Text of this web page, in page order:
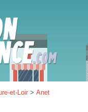
et-Loir > Anet
Gazole :
SP 98 :